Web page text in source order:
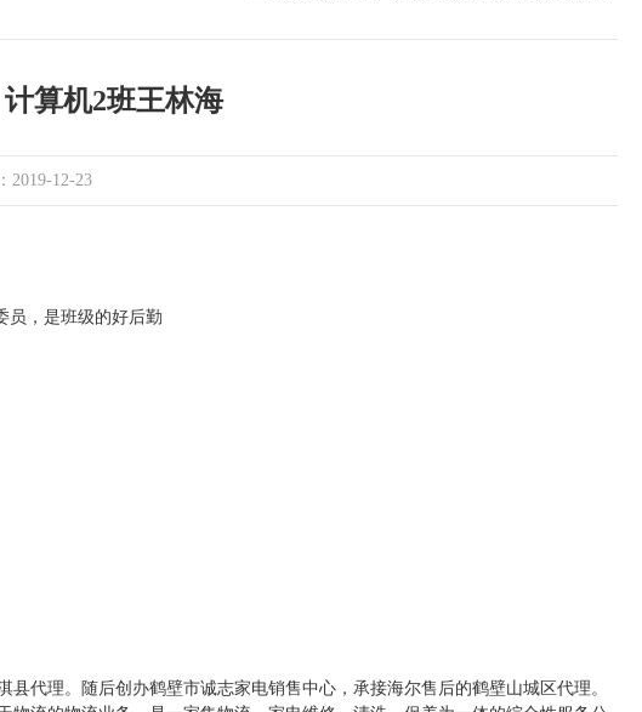
计算机2班王林海
2019-12-23
员，是班级的好后勤
代理。随后创办鹤壁市诚志家电销售中心，承接海尔售后的鹤壁山城区代理。